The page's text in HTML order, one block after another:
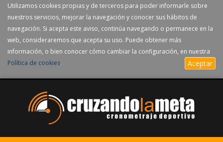
Utilizamos cookies propias y de terceros para poder informarle sobre
nuestros servicios, mejorar la navegación y conocer sus hábitos de
navegación. Si acepta este aviso, continúa navegando o permanece en la
web, consideraremos que acepta su uso. Puede obtener más
información, o bien conocer cómo cambiar la configuración, en nuestra
Política de cookies. Aceptar